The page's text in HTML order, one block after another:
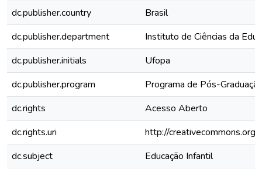
dc.publisher.country
Brasil
dc.publisher.department
Instituto de Ciências da
dc.publisher.initials
Ufopa
dc.publisher.program
Programa de Pós-
dc.rights
Acesso Aberto
dc.rights.uri
http://
dc.subject
Educação Infantil